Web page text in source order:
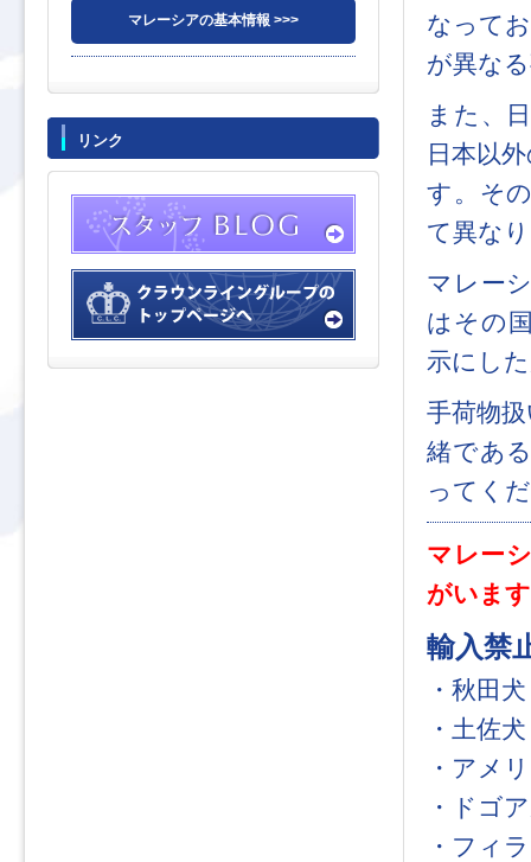
マレーシアの基本情報 >>>
リンク
なって
が異な
また、
日本以
す。そ
て異な
マレー
はその
示にし
手荷物
緒であ
ってく
マレー
がいま
輸入禁
・秋田
・土佐
・アメ
・ドゴ
・フィ